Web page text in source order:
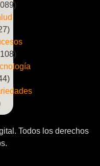
Todos los derechos